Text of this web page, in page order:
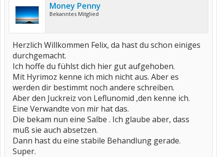
Money Penny
Bekanntes Mitglied
Herzlich Willkommen Felix, da hast du schon einiges
durchgemacht.
Ich hoffe du fühlst dich hier gut aufgehoben.
Mit Hyrimoz kenne ich mich nicht aus. Aber es
werden dir bestimmt noch andere schreiben.
Aber den Juckreiz von Leflunomid ,den kenne ich.
Eine Verwandte von mir hat das.
Die bekam nun eine Salbe . Ich glaube aber, dass
muß sie auch absetzen.
Dann hast du eine stabile Behandlung gerade.
Super.